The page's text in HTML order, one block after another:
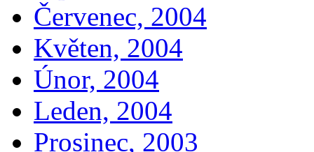
Červenec, 2004
Květen, 2004
Únor, 2004
Leden, 2004
Prosinec, 2003